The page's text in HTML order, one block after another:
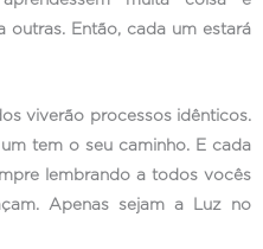
outras. Então, cada um estará
viverão processos idênticos.
tem o seu caminho. E cada
lembrando a todos vocês
Apenas sejam a Luz no